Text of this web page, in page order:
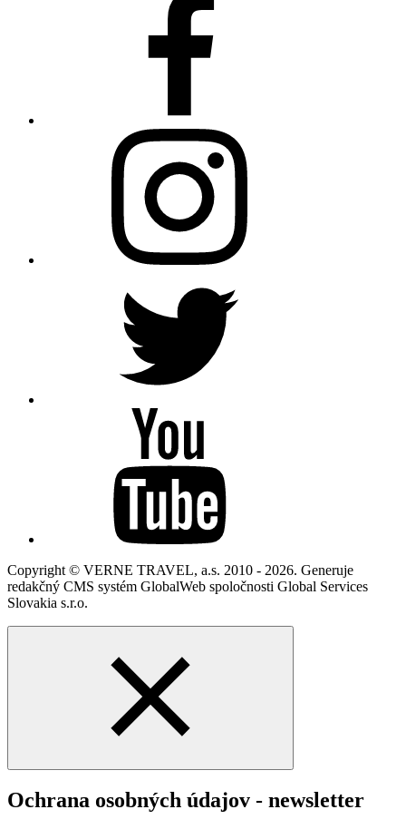
Copyright © VERNE TRAVEL, a.s. 2010 - 2026. Generuje
redakčný CMS systém GlobalWeb spoločnosti Global Services
Slovakia s.r.o.
Ochrana osobných údajov - newsletter